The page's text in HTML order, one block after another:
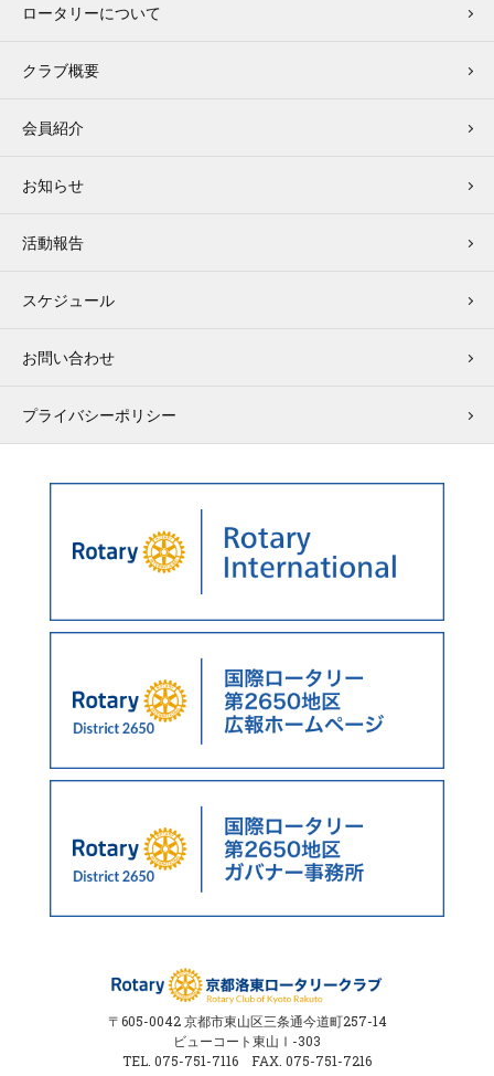
ロータリーについて
クラブ概要
会員紹介
お知らせ
活動報告
スケジュール
お問い合わせ
プライバシーポリシー
〒605-0042 京都市東山区三条通今道町257-14
ビューコート東山Ⅰ-303
TEL. 075-751-7116 FAX. 075-751-7216